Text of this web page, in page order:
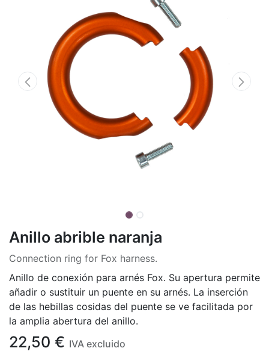
Anillo abrible naranja
Connection ring for Fox harness.
Anillo de conexión para arnés Fox. Su apertura permite
añadir o sustituir un puente en su arnés. La inserción
de las hebillas cosidas del puente se ve facilitada por
la amplia abertura del anillo.
22,50 € IVA excluido